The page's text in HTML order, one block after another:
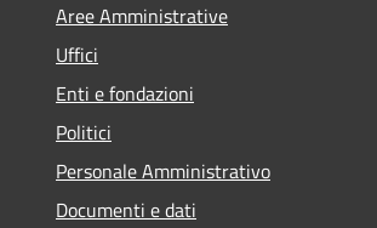
Aree Amministrative
Uffici
Enti e fondazioni
Politici
Personale Amministrativo
Documenti e dati